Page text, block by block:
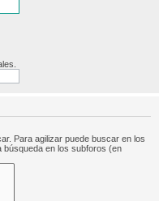
Para agilizar puede buscar en los
búsqueda en los subforos (en